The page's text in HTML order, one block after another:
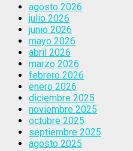
agosto 2026
julio 2026
junio 2026
mayo 2026
abril 2026
marzo 2026
febrero 2026
enero 2026
diciembre 2025
noviembre 2025
octubre 2025
septiembre 2025
agosto 2025